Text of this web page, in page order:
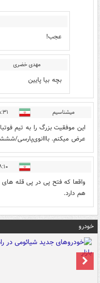
عجب!
مهدی خضری
بچه بیا پایین
میشناسیم ۱۵:۳۱ -
این موفقیت بزرگ را به تیم
عرض میکنم. بااانوی‌پارسی/
۰۸:۱۰ -
واقعا که فتح پی در پی قله های
هم دارد.
خودرو